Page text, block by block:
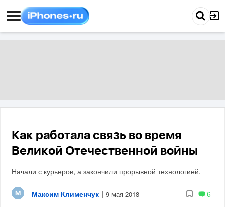
Как работала связь во время
Великой Отечественной войны
Начали с курьеров, а закончили прорывной технологией.
Максим Клименчук | 9 мая 2018 6